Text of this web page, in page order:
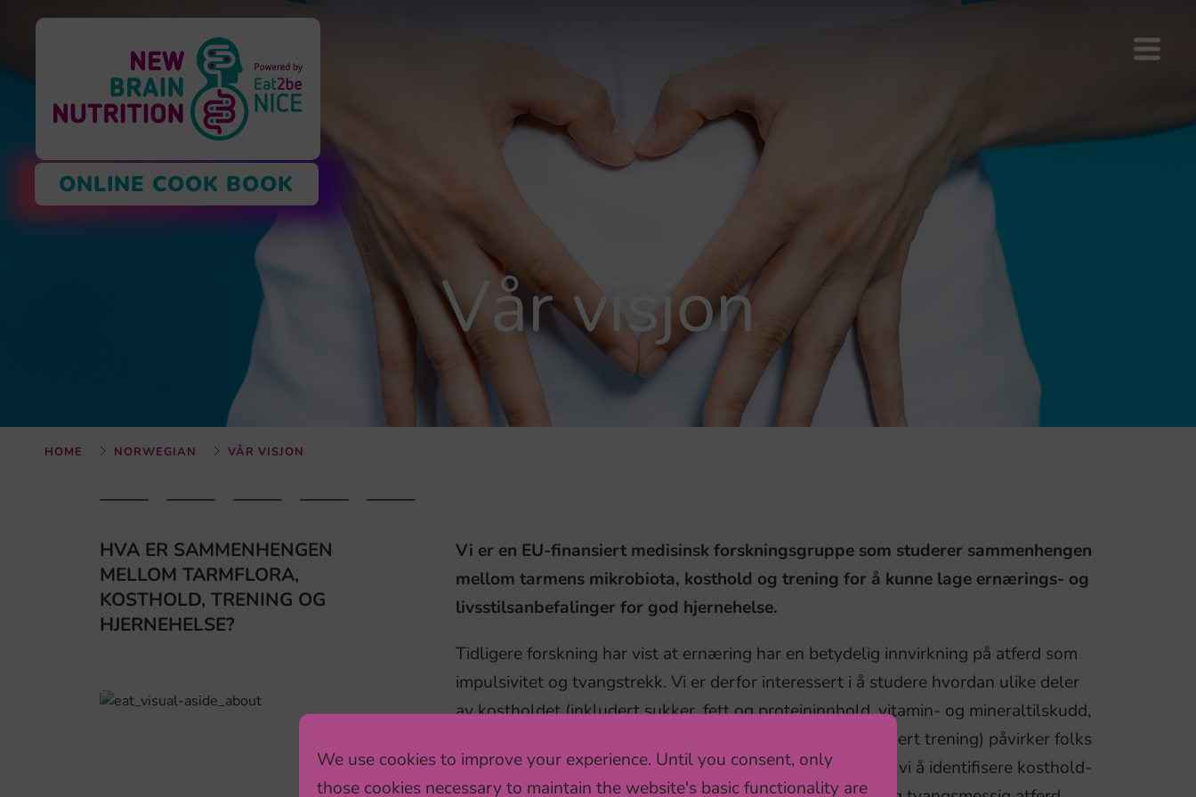
We use cookies to improve your experience. Until you consent, only
those cookies necessary to maintain the website's basic functionality are
ONLINE COOK BOOK
Vår visjon
HOME NORWEGIAN VÅR VISJON
HVA ER SAMMENHENGEN
MELLOM TARMFLORA,
KOSTHOLD, TRENING OG
HJERNEHELSE?
Vi er en EU-finansiert medisinsk forskningsgruppe som studerer sammenhengen
mellom tarmens mikrobiota, kosthold og trening for å kunne lage ernærings- og
livsstilsanbefalinger for god hjernehelse.
Tidligere forskning har vist at ernæring har en betydelig innvirkning på atferd som
impulsivitet og tvangstrekk. Vi er derfor interessert i å studere hvordan ulike deler
av kostholdet (inkludert sukker, fett og proteininnhold, vitamin- og mineraltilskudd,
tilsetningsstoffer og probiotika) og livsstilsfaktorer (inkludert trening) påvirker folks
generelle helse, hjernefunksjon og atferd. Spesielt ønsker vi å identifisere kosthold-